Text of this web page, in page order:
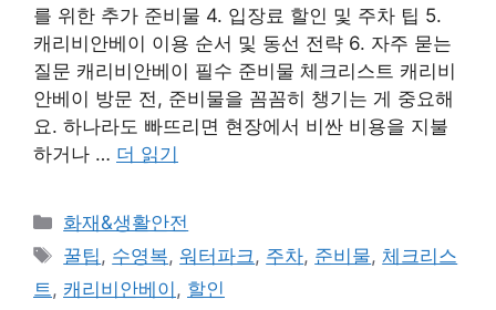
를 위한 추가 준비물 4. 입장료 할인 및 주차 팁 5.
캐리비안베이 이용 순서 및 동선 전략 6. 자주 묻는
질문 캐리비안베이 필수 준비물 체크리스트 캐리비
안베이 방문 전, 준비물을 꼼꼼히 챙기는 게 중요해
요. 하나라도 빠뜨리면 현장에서 비싼 비용을 지불
하거나 … 더 읽기
카
테
리
화재&생활안전
태
그
꿀팁 , 수영복, 워터파크 , 주차, 준비물, 체크리스
트 , 캐리비안베이 , 할인